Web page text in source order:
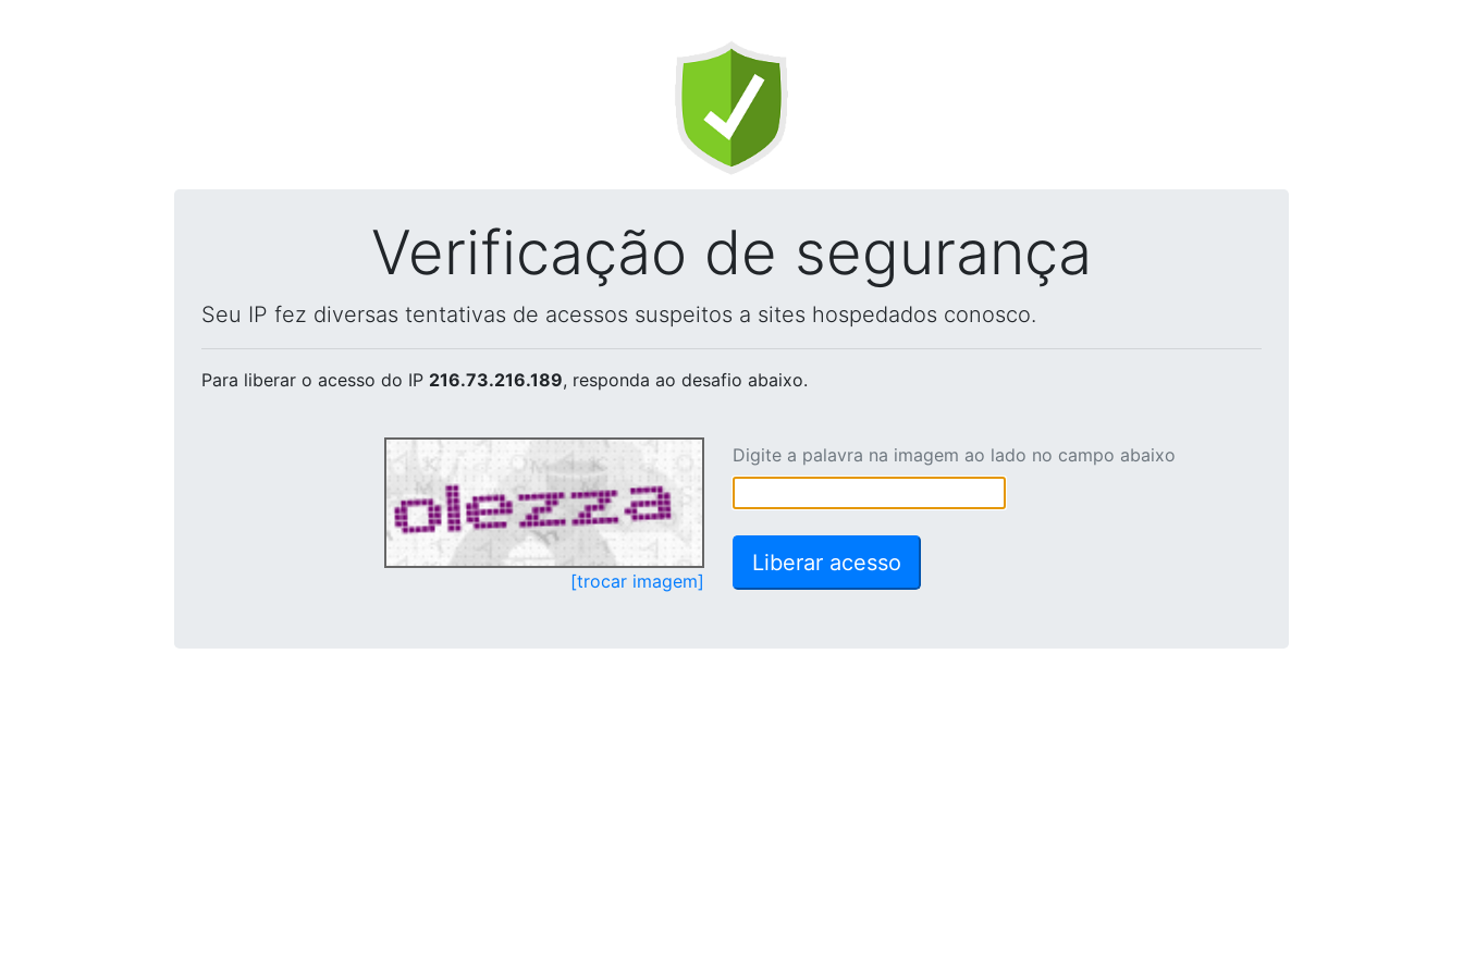
Verificação de segurança
Seu IP fez diversas tentativas de acessos suspeitos a sites hospedados conosco.
Para liberar o acesso do IP 216.73.216.189, responda ao desafio abaixo.
[trocar imagem]
Digite a palavra na imagem ao lado no campo abaixo